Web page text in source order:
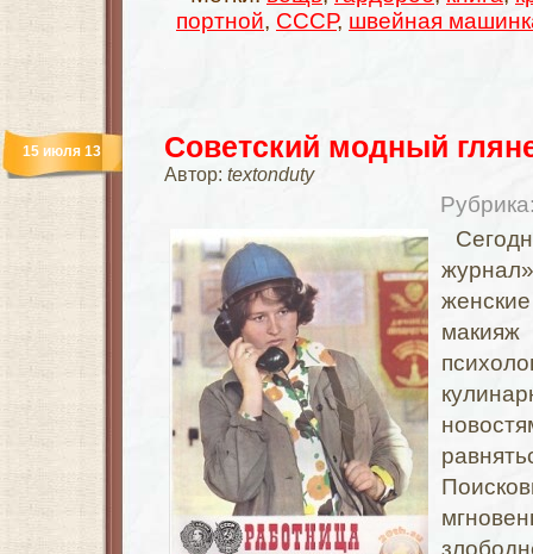
портной, СССР, швейная
Советский модный
Автор: textonduty
15 июля 13